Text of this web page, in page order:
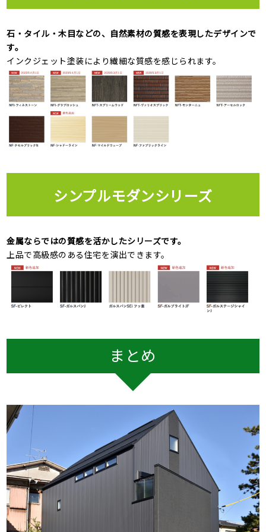
石・タイル・木目などの、自然素材の質感を表現したデザインで
す。
インクジェット塗装により繊細な質感を感じられます。
シンプルモダンシリーズ
金属ならではの質感を活かしたシリーズです。
上品で高級感のある住宅を演出できます。
まとめ